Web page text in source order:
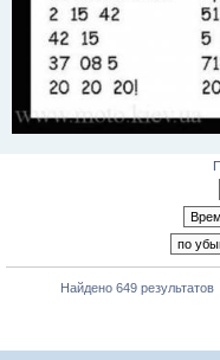
Найдено 649 результатов